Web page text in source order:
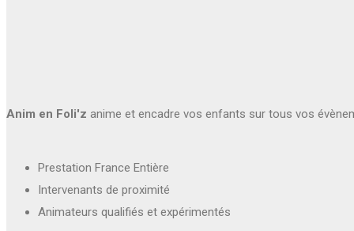
Anim en Foli'z anime et encadre vos enfants sur tous vos
Prestation France Entière
Intervenants de proximité
Animateurs qualifiés et expérimentés